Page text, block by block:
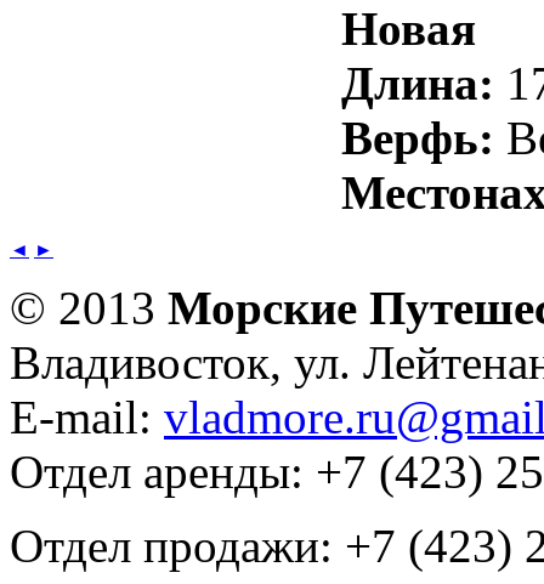
Новая
Длина:
Верфь:
◄ ►
© 2013 Морские
Владивосток, ул.
E-mail:
Отдел аренды: +7 (423)
Отдел продажи: +7 (423)